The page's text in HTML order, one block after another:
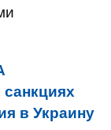
в Украину